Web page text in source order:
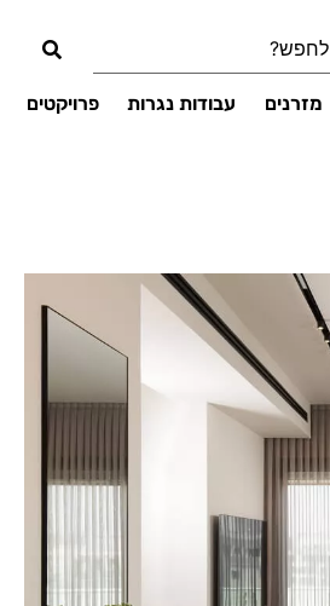
מזרנים עבודות נגרות פרויקטים